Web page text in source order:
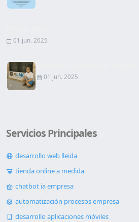
01 jun. 2025
01 jun. 2025
Servicios Principales
desarrollo web lleida
tienda online a medida
chatbot ia empresa
automatización procesos empresa
desarrollo aplicaciones móviles